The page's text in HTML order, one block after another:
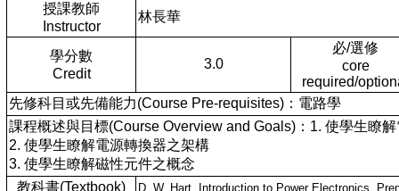
授課教師
Instructor
林長華
學分數
Credit
3.0
必/選修
core
required/
先修科目或先備能力(Course Pre-requisites)：電路學
課程概述與目標(Course Overview and Goals)：1. 使學生瞭
2. 使學生瞭解電源轉換器之架構
3. 使學生瞭解磁性元件之概念
教科書(Textbook)
D. W. Hart, Introduction to Power Electronics,